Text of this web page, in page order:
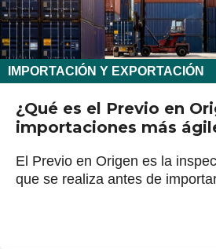
IMPORTACIÓN Y EXPORTACIÓN
¿Qué es el Previo en
importaciones más
El Previo en Origen es la
que se realiza antes de